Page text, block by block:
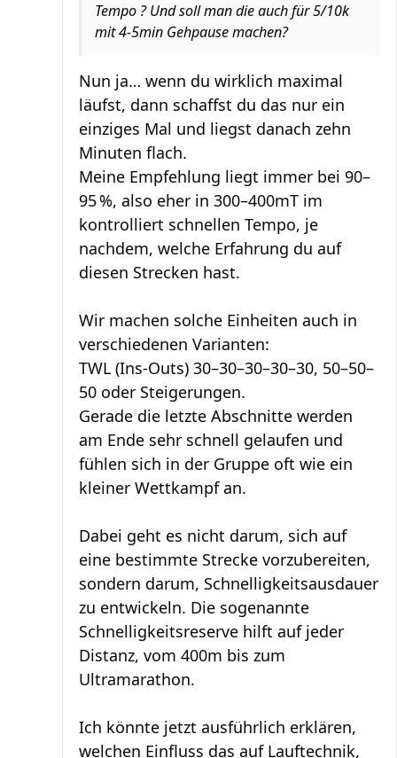
Tempo ? Und soll man die auch für 5/10k
mit 4-5min Gehpause machen?
Nun ja… wenn du wirklich maximal
läufst, dann schaffst du das nur ein
einziges Mal und liegst danach zehn
Minuten flach.
Meine Empfehlung liegt immer bei 90–
95 %, also eher in 300–400mT im
kontrolliert schnellen Tempo, je
nachdem, welche Erfahrung du auf
diesen Strecken hast.
Wir machen solche Einheiten auch in
verschiedenen Varianten:
TWL (Ins-Outs) 30–30–30–30–30, 50–50–
50 oder Steigerungen.
Gerade die letzte Abschnitte werden
am Ende sehr schnell gelaufen und
fühlen sich in der Gruppe oft wie ein
kleiner Wettkampf an.
Dabei geht es nicht darum, sich auf
eine bestimmte Strecke vorzubereiten,
sondern darum, Schnelligkeitsausdauer
zu entwickeln. Die sogenannte
Schnelligkeitsreserve hilft auf jeder
Distanz, vom 400m bis zum
Ultramarathon.
Ich könnte jetzt ausführlich erklären,
welchen Einfluss das auf Lauftechnik,